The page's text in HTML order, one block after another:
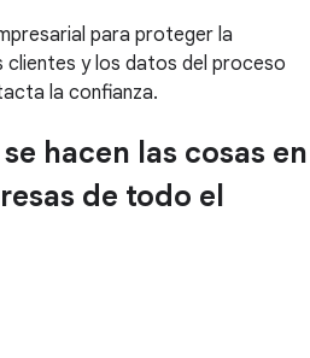
para proteger la
clientes y los datos del proceso
la confianza.
hacen las cosas en
de todo el